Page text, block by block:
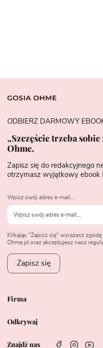
Firma
Odkrywaj
Znajdź nas
ODBIERZ DARMOWY
„Szczęście trzeba
Ohme.
Zapisz się do redakcyjnego
otrzymasz wyjątkowy ebook
Wpisz swój adres e-mail...
Klikając "Zapisz się" wyrażasz
Ohme.pl oraz akceptujesz nasz
Zapisz się